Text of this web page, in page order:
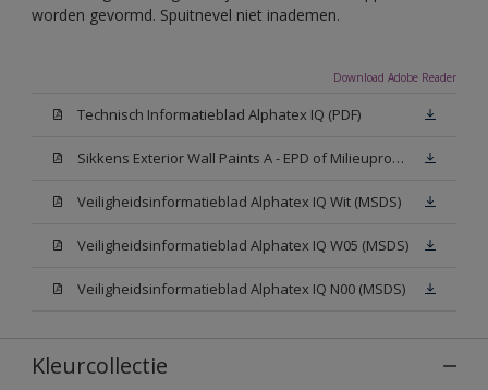
worden gevormd. Spuitnevel niet inademen.
Download Adobe Reader
Technisch Informatieblad Alphatex IQ (PDF)
Sikkens Exterior Wall Paints A - EPD of Milieuproductverklaring
Veiligheidsinformatieblad Alphatex IQ Wit (MSDS)
Veiligheidsinformatieblad Alphatex IQ W05 (MSDS)
Veiligheidsinformatieblad Alphatex IQ N00 (MSDS)
Kleurcollectie